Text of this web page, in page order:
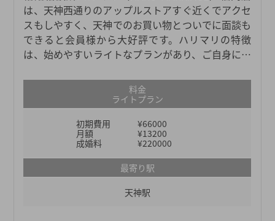
は、天神西通りのアップルストアすぐ近くでアクセ
スもしやすく、天神でのお買い物とついでに面談も
できると会員様から大好評です。ハリマリの特徴
は、始めやすいライトなプランがあり、ご自身にあ
さ・男女のサポートスタッフによる手厚いサポート
になります。入会前面談にてご希望の活動方法や理
想のお相手をお伺いし、お写真を含めたプロフィー
ル作成から、お見合い・交際後のご相談まで対面や
LINE、オンラインなどご希望に合わせて気軽に相談
できる環境もご用意しております。詳しくはぜひ、
無料相談にお越しください。
料金
ライトプラン
初期費用
¥66000
月額
¥13200
成婚料
¥220000
最寄り駅
天神駅